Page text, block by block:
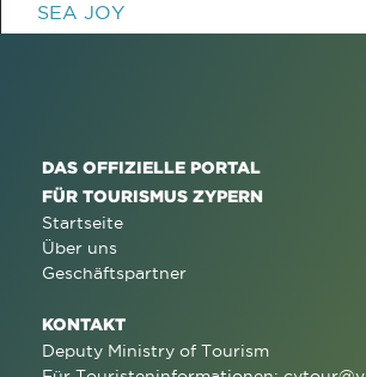
SEA JOY
DAS OFFIZIELLE PORTAL
FÜR TOURISMUS ZYPERN
Startseite
Über uns
Geschäftspartner
KONTAKT
Deputy Ministry of Tourism